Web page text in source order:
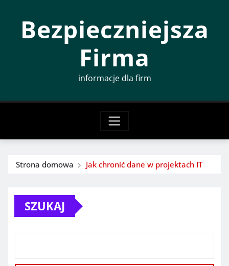
Bezpieczniejsza
Firma
informacje dla firm
Strona domowa Jak chronić dane w projektach IT
SZUKAJ